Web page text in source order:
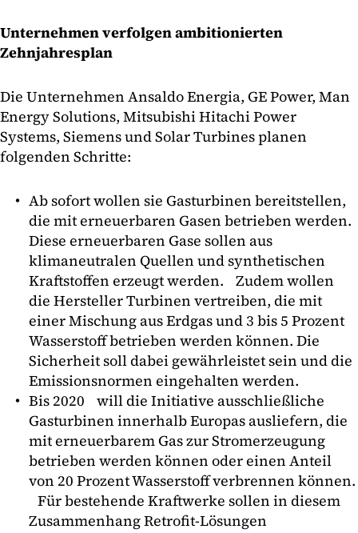
Unternehmen verfolgen ambitionierten
Zehnjahresplan
Die Unternehmen Ansaldo Energia, GE Power, Man
Energy Solutions, Mitsubishi Hitachi Power
Systems, Siemens und Solar Turbines planen
folgenden Schritte:
Ab sofort wollen sie Gasturbinen bereitstellen,
die mit erneuerbaren Gasen betrieben werden.
Diese erneuerbaren Gase sollen aus
klimaneutralen Quellen und synthetischen
Kraftstoffen erzeugt werden. Zudem wollen
die Hersteller Turbinen vertreiben, die mit
einer Mischung aus Erdgas und 3 bis 5 Prozent
Wasserstoff betrieben werden können. Die
Sicherheit soll dabei gewährleistet sein und die
Emissionsnormen eingehalten werden.
Bis 2020 will die Initiative ausschließliche
Gasturbinen innerhalb Europas ausliefern, die
mit erneuerbarem Gas zur Stromerzeugung
betrieben werden können oder einen Anteil
von 20 Prozent Wasserstoff verbrennen können.
Für bestehende Kraftwerke sollen in diesem
Zusammenhang Retrofit-Lösungen